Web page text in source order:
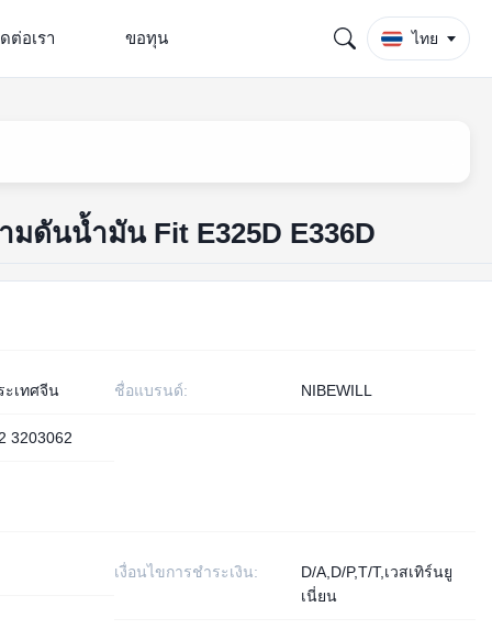
ต่อเรา ขอทุน ไทย
มดันน้ำมัน Fit E325D E336D
ะเทศจีน ชื่อแบรนด์: NIBEWILL
3203062
เงื่อนไขการชำระเงิน:
D/A,D/P,T/T,เวสเทิร์นยู
เนี่ยน